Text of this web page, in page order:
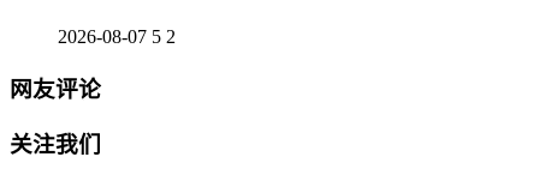
2026-08-07 5 2
网友评论
关注我们